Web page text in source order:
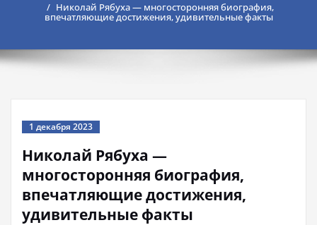
Николай Рябуха — многосторонняя биография,
впечатляющие достижения, удивительные факты
1 декабря 2023
Николай Рябуха —
многосторонняя биография,
впечатляющие достижения,
удивительные факты